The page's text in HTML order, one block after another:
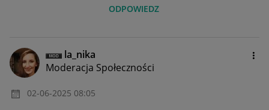
ODPOWIEDZ
la_nika
Moderacja Społeczności
‎02-06-2025 08:05